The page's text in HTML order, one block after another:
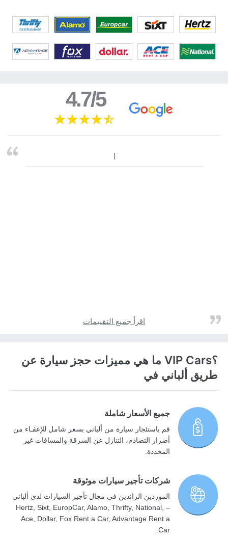
4.7/5
اقرأ جميع التقييمات
؟VIP Cars ما هي مميزات حجز سيارة عن
طريق ألباني في
جميع الأسعار شاملة
قم باستئجار سيارة من ألباني بسعر شامل للإعفـاء من
أضرار التصادم، التنازل عن السرقة والمسافات غير
المحددة.
شركات تأجير سيارات موثوقة
الموردين الرائدين في مجال تأجير السيارات لدى ألباني
– Hertz, Sixt, EuropCar, Alamo, Thrifty, National,
Ace, Dollar, Fox Rent a Car, Advantage Rent a
Car.